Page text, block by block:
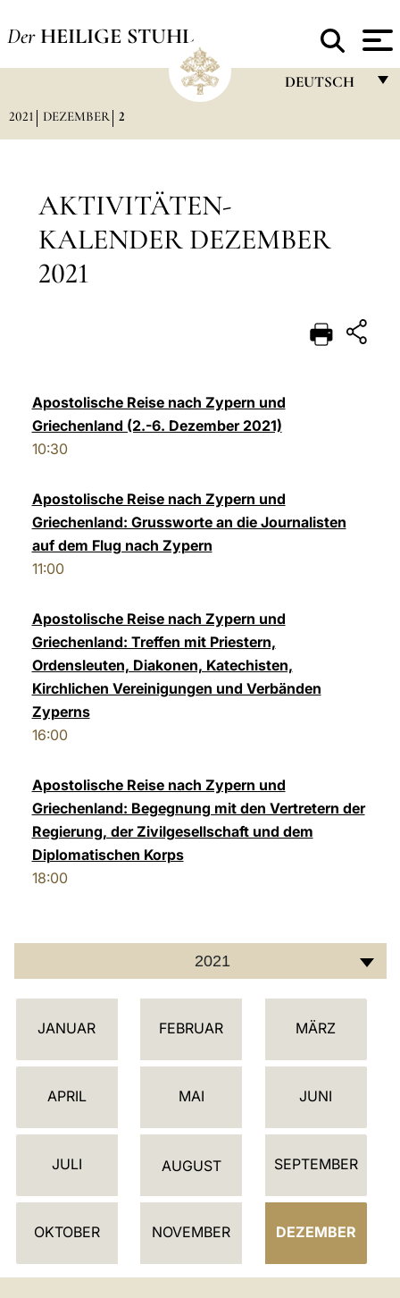
Der HEILIGE STUHL
DEUTSCH
POLSKI
中文
2021 DEZEMBER 2
AKTIVITÄTEN-
KALENDER DEZEMBER
2021
Apostolische Reise nach Zypern und
Griechenland (2.-6. Dezember 2021)
10:30
Apostolische Reise nach Zypern und
Griechenland: Grussworte an die Journalisten
auf dem Flug nach Zypern
11:00
Apostolische Reise nach Zypern und
Griechenland: Treffen mit Priestern,
Ordensleuten, Diakonen, Katechisten,
Kirchlichen Vereinigungen und Verbänden
Zyperns
16:00
Apostolische Reise nach Zypern und
Griechenland: Begegnung mit den Vertretern der
Regierung, der Zivilgesellschaft und dem
Diplomatischen Korps
18:00
2021
K
L
D
R
JANUAR FEBRUAR MÄRZ
APRIL MAI JUNI
JULI AUGUST SEPTEMBER
OKTOBER NOVEMBER DEZEMBER